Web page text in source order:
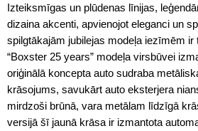
Izteiksmīgas un plūdenas līnijas,
dizaina akcenti, apvienojot eleganci un
spilgtākajām jubilejas modeļa iezīmēm ir
“Boxster 25 years” modeļa virsbūvei
oriģinālā koncepta auto sudraba
krāsojums, savukārt auto eksterjera
mirdzoši brūnā, vara metālam līdzīgā
versijā šī jaunā krāsa ir izmantota